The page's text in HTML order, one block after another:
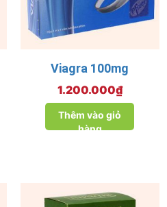
Viagra 100mg
1.200.000₫
Thêm vào giỏ
hàng